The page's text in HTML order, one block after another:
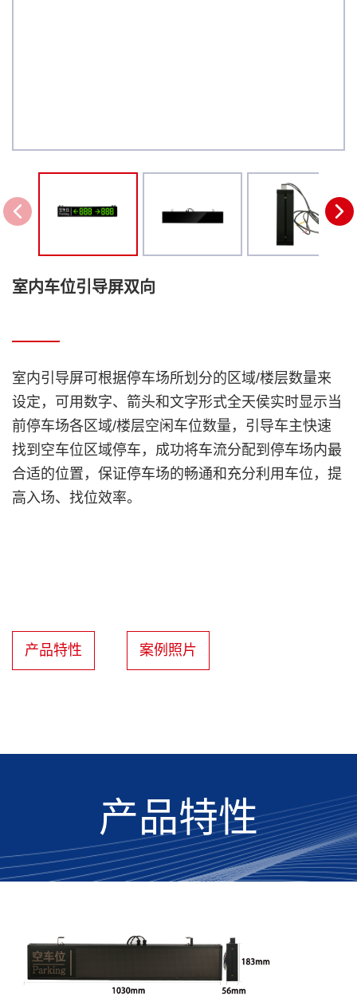
室内车位引导屏双向
室内引导屏可根据停车场所划分的区域/楼层数量来
设定，可用数字、箭头和文字形式全天侯实时显示当
前停车场各区域/楼层空闲车位数量，引导车主快速
找到空车位区域停车，成功将车流分配到停车场内最
合适的位置，保证停车场的畅通和充分利用车位，提
高入场、找位效率。
产品特性 案例照片
产品特性